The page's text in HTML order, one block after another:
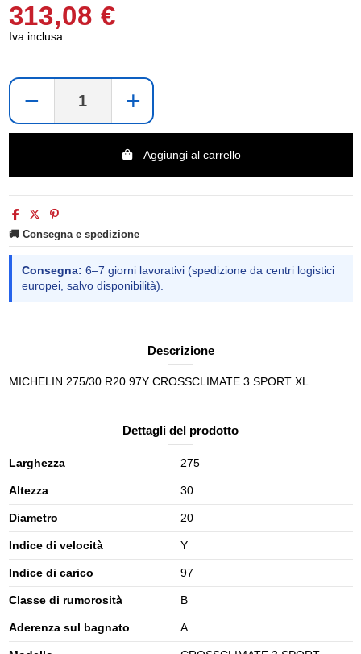
313,08 €
Iva inclusa
− +
Aggiungi al carrello
🚚 Consegna e spedizione
Consegna: 6–7 giorni lavorativi (spedizione da centri logistici
europei, salvo disponibilità).
Descrizione
MICHELIN 275/30 R20 97Y CROSSCLIMATE 3 SPORT XL
Dettagli del prodotto
Larghezza 275
Altezza 30
Diametro 20
Indice di velocità Y
Indice di carico 97
Classe di rumorosità B
Aderenza sul bagnato A